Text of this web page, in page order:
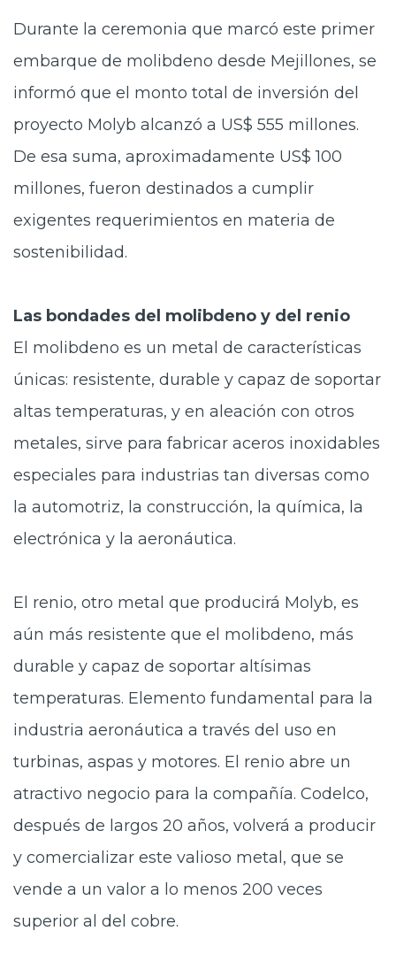
Durante la ceremonia que marcó este primer
embarque de molibdeno desde Mejillones, se
informó que el monto total de inversión del
proyecto Molyb alcanzó a US$ 555 millones.
De esa suma, aproximadamente US$ 100
millones, fueron destinados a cumplir
exigentes requerimientos en materia de
sostenibilidad.
Las bondades del molibdeno y del renio
El molibdeno es un metal de características
únicas: resistente, durable y capaz de soportar
altas temperaturas, y en aleación con otros
metales, sirve para fabricar aceros inoxidables
especiales para industrias tan diversas como
la automotriz, la construcción, la química, la
electrónica y la aeronáutica.
El renio, otro metal que producirá Molyb, es
aún más resistente que el molibdeno, más
durable y capaz de soportar altísimas
temperaturas. Elemento fundamental para la
industria aeronáutica a través del uso en
turbinas, aspas y motores. El renio abre un
atractivo negocio para la compañía. Codelco,
después de largos 20 años, volverá a producir
y comercializar este valioso metal, que se
vende a un valor a lo menos 200 veces
superior al del cobre.